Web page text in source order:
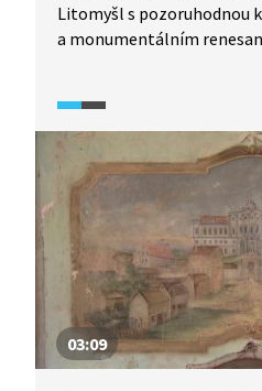
Litomyšl s pozoruhodnou
a monumentálním
renesančních zámků v
a významným příkladem
italského typu. Přes
na konci 18. století, si
nedotčený vzhled z dob
unikátní sgrafitové
Dochovaly se také mnohé
a zámecká zahrada.
03:09